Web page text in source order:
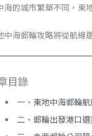
海的城市繁華不同，東
中海郵輪攻略將從航線
目錄
一、東地中海郵輪
二、郵輪出發港口